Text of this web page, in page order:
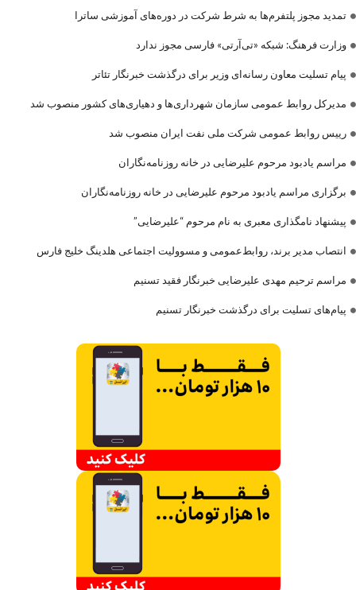
تمدید مجوز پلتفرم‌ها به شرط شرکت در دوره‌های آموزشی ساترا
وزارت فرهنگ: شبکه «تی‌آرتی» فارسی مجوز ندارد
پیام تسلیت معاون رسانه‌ای وزیر برای درگذشت خبرنگار تئاتر
مدیرکل روابط عمومی سازمان شهرداری‌ها و دهیاری‌های کشور منصوب شد
رییس روابط عمومی شرکت ملی نفت ایران منصوب شد
مراسم یادبود مرحوم علیرضایی در خانه روزنامه‌نگاران
برگزاری مراسم یادبود مرحوم علیرضایی در خانه روزنامه‌نگاران
پیشنهاد نامگذاری معبری به نام مرحوم “علیرضایی”
انتصاب مدیر برند، روابط‌عمومی و مسوولیت اجتماعی هلدینگ خلیج فارس
مراسم ترحیم مهدی علیرضایی خبرنگار فقید تسنیم
پیام‌های تسلیت برای درگذشت خبرنگار تسنیم